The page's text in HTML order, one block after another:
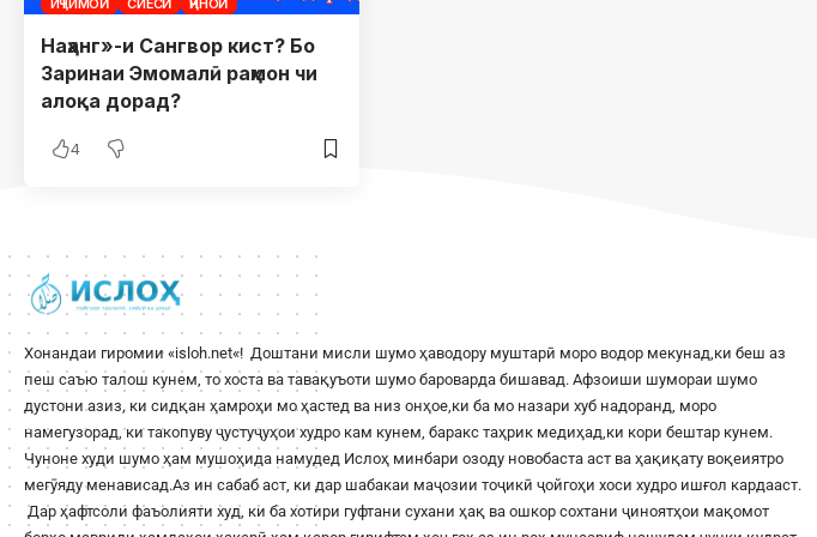
Наҳанг»-и Сангвор кист? Бо
Заринаи Эмомалӣ раҳмон чи
алоқа дорад?
4
Хонандаи гиромии «isloh.net«! Доштани мисли шумо ҳаводору муштарӣ моро водор мекунад,ки беш аз
пеш саъю талош кунем, то хоста ва тавақуъоти шумо бароварда бишавад. Афзоиши шумораи шумо
дустони азиз, ки сидқан ҳамроҳи мо ҳастед ва низ онҳое,ки ба мо назари хуб надоранд, моро
намегузорад, ки такопуву ҷустуҷуҳои худро кам кунем, баракс таҳрик медиҳад,ки кори бештар кунем.
Чуноне худи шумо ҳам мушоҳида намудед Ислоҳ минбари озоду новобаста аст ва ҳақиқату воқеиятро
мегӯяду менависад.Аз ин сабаб аст, ки дар шабакаи маҷозии тоҷикӣ ҷойгоҳи хоси худро ишғол кардааст.
Дар ҳафтсоли фаъолияти худ, ки ба хотири гуфтани сухани ҳақ ва ошкор сохтани ҷиноятҳои мақомот